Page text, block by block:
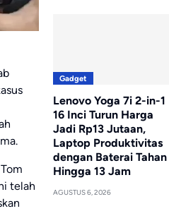
telah
Gadget
Lenovo Yoga 7i 2-in-1
16 Inci Turun Harga
Jadi Rp13 Jutaan,
Laptop Produktivitas
dengan Baterai Tahan
Hingga 13 Jam
AGUSTUS 6, 2026